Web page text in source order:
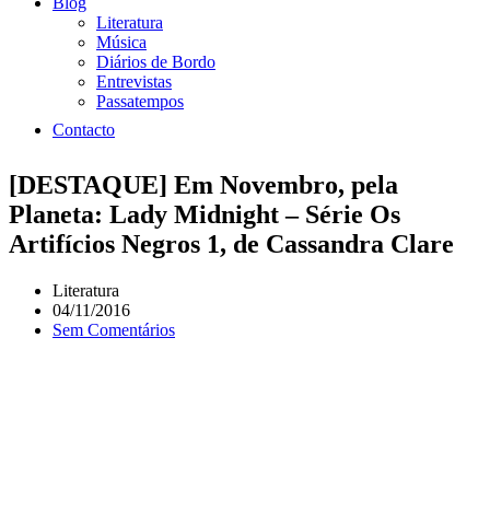
Literatura
Música
Diários de Bordo
Entrevistas
Passatempos
Contacto
[DESTAQUE] Em Novembro, pela
Planeta: Lady Midnight – Série Os
Artifícios Negros 1, de Cassandra Clare
Literatura
04/11/2016
Sem Comentários